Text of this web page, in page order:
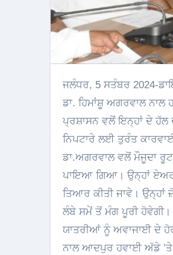
ਜਲੰਧਰ, 5 ਸਤੰਬਰ 2024-ਡਾਇਰੈਕਟਰ ਆਦਮਪੁਰ ਸਿਵਲ ਏਅਰਪੋਰਟ ਪੁਸ਼ਪੇਂਦਰਾ ਕੁਮਾਰ ਨਿਰਾਲਾ ਵਲੋਂ ਅੱਜ ਡਿਪਟੀ ਕਮਿਸ਼ਨਰ
ਡਾ. ਹਿਮਾਂਸ਼ੂ ਅਗਰਵਾਲ
ਪ੍ਰਸ਼ਾਸਨ ਵਲੋਂ ਇਨ੍ਹਾਂ ਦੇ ਹੱਲ
ਨਿਪਟਾਰੇ ਲਈ ਤੁਰੰਤ
ਡਾ.ਅਗਰਵਾਲ ਵਲੋਂ ਮੌਜੂਦਾ
ਪਾਇਆ ਗਿਆ। ਉਨ੍ਹਾਂ
ਤਿਆਰ ਕੀਤੀ ਜਾਵੇ।
ਲੰਬੇ ਸਮੇਂ ਤੋਂ ਮੰਗ ਪੂਰੀ
ਯਾਤਰੀਆਂ ਨੂੰ ਅਵਾਜਾਈ ਦੇ
ਨਾਲ ਆਦਪੁਰ ਹਵਾਈ ਅੱਡੇ ’ਤੇ